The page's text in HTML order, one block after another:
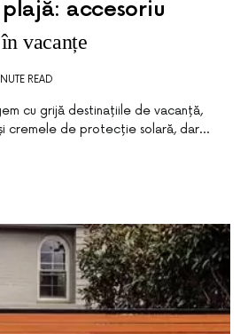
accesoriu
vacanțe
READ
cu grijă destinațiile de vacanță,
cremele de protecție solară, dar…